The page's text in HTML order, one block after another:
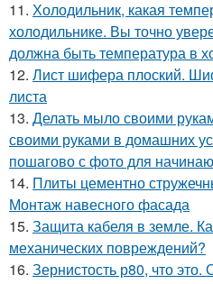
11. Холодильник, какая
холодильнике. Вы точно
должна быть температура в
12. Лист шифера плоский.
листа
13. Делать мыло своими
своими руками в домашних
пошагово с фото для
14. Плиты цементно
Монтаж навесного фасада
15. Защита кабеля в земле.
механических повреждений?
16. Зернистость р80, что